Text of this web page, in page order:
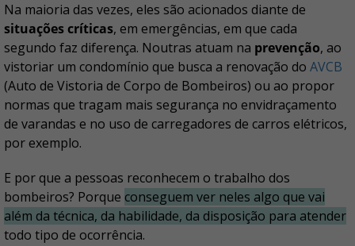
Na maioria das vezes, eles são acionados diante de
situações críticas, em emergências, em que cada
segundo faz diferença. Noutras atuam na prevenção, ao
vistoriar um condomínio que busca a renovação do AVCB
(Auto de Vistoria de Corpo de Bombeiros) ou ao propor
normas que tragam mais segurança no envidraçamento
de varandas e no uso de carregadores de carros elétricos,
por exemplo.
E por que a pessoas reconhecem o trabalho dos
bombeiros? Porque conseguem ver neles algo que vai
além da técnica, da habilidade, da disposição para atender
todo tipo de ocorrência.